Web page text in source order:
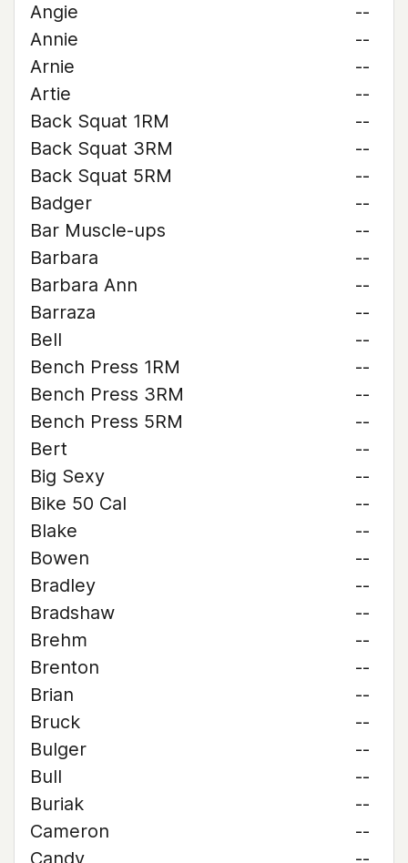
Angie
--
Annie
--
Arnie
--
Artie
--
Back Squat 1RM
--
Back Squat 3RM
--
Back Squat 5RM
--
Badger
--
Bar Muscle-ups
--
Barbara
--
Barbara Ann
--
Barraza
--
Bell
--
Bench Press 1RM
--
Bench Press 3RM
--
Bench Press 5RM
--
Bert
--
Big Sexy
--
Bike 50 Cal
--
Blake
--
Bowen
--
Bradley
--
Bradshaw
--
Brehm
--
Brenton
--
Brian
--
Bruck
--
Bulger
--
Bull
--
Buriak
--
Cameron
--
Candy
--